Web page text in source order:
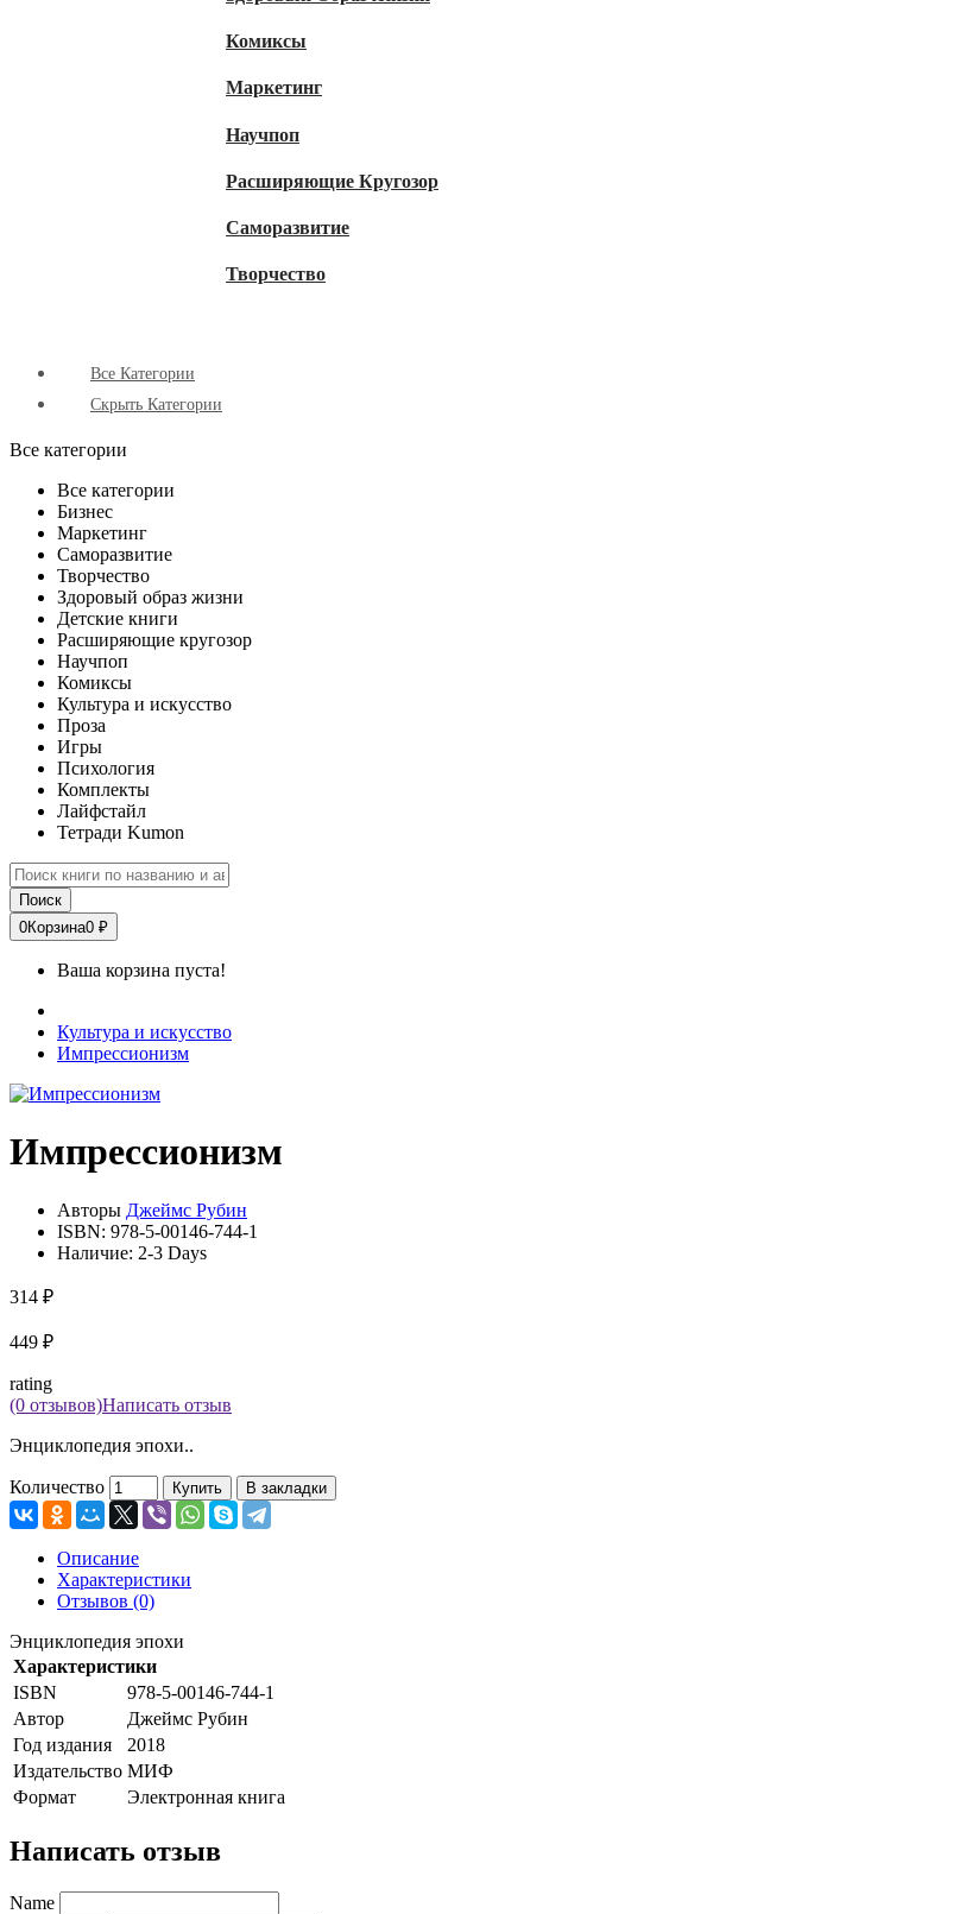
Комиксы
Маркетинг
Научпоп
Расширяющие Кругозор
Cаморазвитие
Творчество
Все Категории
Скрыть Категории
Все категории
Все категории
Бизнес
Маркетинг
Саморазвитие
Творчество
Здоровый образ жизни
Детские книги
Расширяющие кругозор
Научпоп
Комиксы
Культура и искусство
Проза
Игры
Психология
Комплекты
Лайфстайл
Тетради Kumon
Поиск
0Корзина0 ₽
Ваша корзина пуста!
Культура и искусство
Импрессионизм
Импрессионизм
Авторы Джеймс Рубин
ISBN: 978-5-00146-744-1
Наличие: 2-3 Days
314 ₽
449 ₽
rating
(0 отзывов)Написать отзыв
Энциклопедия эпохи..
Количество Купить В закладки
Описание
Характеристики
Отзывов (0)
Энциклопедия эпохи
Характеристики
ISBN
978-5-00146-744-1
Автор
Джеймс Рубин
Год издания
2018
Издательство МИФ
Формат
Электронная книга
Написать отзыв
Name